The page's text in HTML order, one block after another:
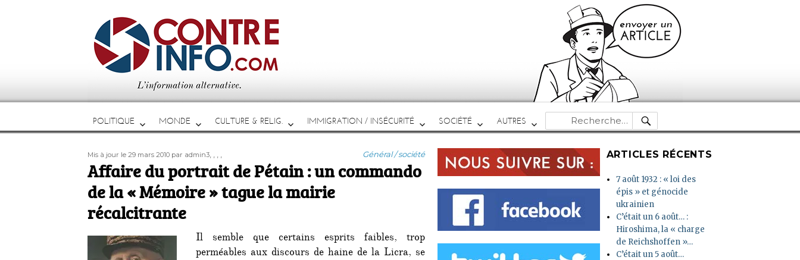
POLITIQUE MONDE CULTURE & RELIG. IMMIGRATION / INSÉCURITÉ SOCIÉTÉ AUTRES
Recherche
pour :
RECHERCHE
Publié
le
Mis à jour le 29 mars 2010 Auteur
par admin3 Catégories
Général / société
Étiquettes
, , , ,
Affaire du portrait de Pétain : un commando
de la « Mémoire » tague la mairie
récalcitrante
Il semble que certains esprits faibles, trop
perméables aux discours de haine de la Licra, se
ARTICLES RÉCENTS
7 août 1932 : « loi des
épis » et génocide
ukrainien
C’était un 6 août… :
Hiroshima, la « charge
de Reichshoffen »…
C’était un 5 août…